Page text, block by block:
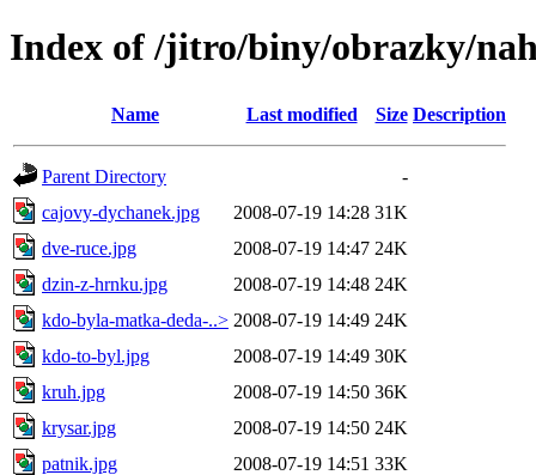
Index of /jitro/biny/obrazky/
Name Last modified Size Description
Parent Directory
-
cajovy-dychanek.jpg
2008-07-19 14:28 31K
dve-ruce.jpg
2008-07-19 14:47 24K
dzin-z-hrnku.jpg
2008-07-19 14:48 24K
kdo-byla-matka-deda-..> 2008-07-19 14:49 24K
kdo-to-byl.jpg
2008-07-19 14:49 30K
kruh.jpg
2008-07-19 14:50 36K
krysar.jpg
2008-07-19 14:50 24K
patnik.jpg
2008-07-19 14:51 33K